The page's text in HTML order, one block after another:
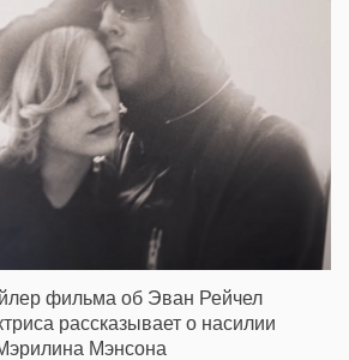
фильма об Эван Рейчел
рассказывает о насилии
Мэнсона